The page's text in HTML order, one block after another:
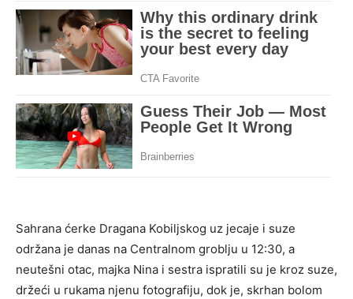
Sahrana ćerke Dragana Kobiljskog uz jecaje i suze
održana je danas na Centralnom groblju u 12:30, a
neutešni otac, majka Nina i sestra ispratili su je kroz suze,
držeći u rukama njenu fotografiju, dok je, skrhan bolom